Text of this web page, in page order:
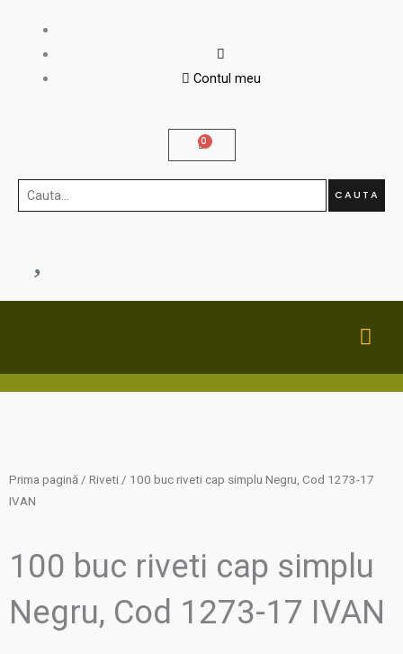
content
Contul meu
Cauta... CAUTA
Prima pagină / Riveti / 100 buc riveti cap simplu Negru, Cod 1273-17
IVAN
100 buc riveti cap simplu
Negru, Cod 1273-17 IVAN